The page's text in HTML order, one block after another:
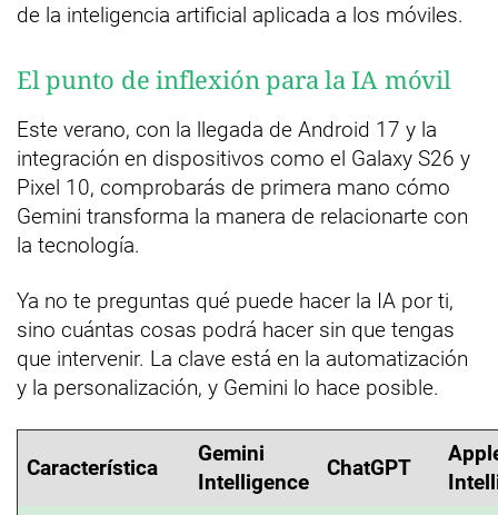
de la inteligencia artificial aplicada a los móviles.
El punto de inflexión para la IA móvil
Este verano, con la llegada de Android 17 y la
integración en dispositivos como el Galaxy S26 y
Pixel 10, comprobarás de primera mano cómo
Gemini transforma la manera de relacionarte con
la tecnología.
Ya no te preguntas qué puede hacer la IA por ti,
sino cuántas cosas podrá hacer sin que tengas
que intervenir. La clave está en la automatización
y la personalización, y Gemini lo hace posible.
Característica
Gemini
Intelligence
ChatGPT